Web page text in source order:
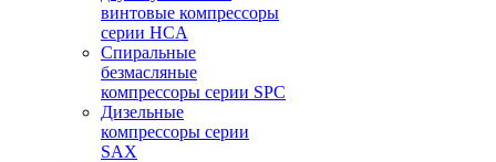
винтовые компрессоры
серии HCA
Спиральные
безмасляные
компрессоры серии SPC
Дизельные
компрессоры серии
SAX